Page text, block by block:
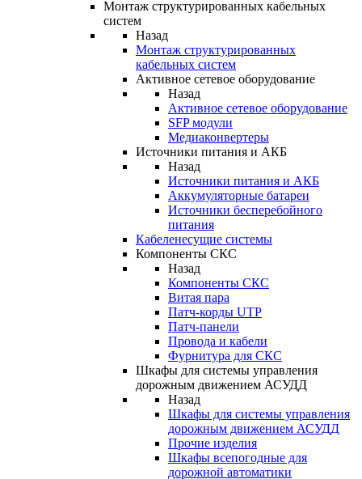
Монтаж структурированных кабельных
систем
Назад
Монтаж структурированных
кабельных систем
Активное сетевое оборудование
Назад
Активное сетевое оборудование
SFP модули
Медиаконвертеры
Источники питания и АКБ
Назад
Источники питания и АКБ
Аккумуляторные батареи
Источники бесперебойного
питания
Кабеленесущие системы
Компоненты СКС
Назад
Компоненты СКС
Витая пара
Патч-корды UTP
Патч-панели
Провода и кабели
Фурнитура для СКС
Шкафы для системы управления
дорожным движением АСУДД
Назад
Шкафы для системы управления
дорожным движением АСУДД
Прочие изделия
Шкафы всепогодные для
дорожной автоматики